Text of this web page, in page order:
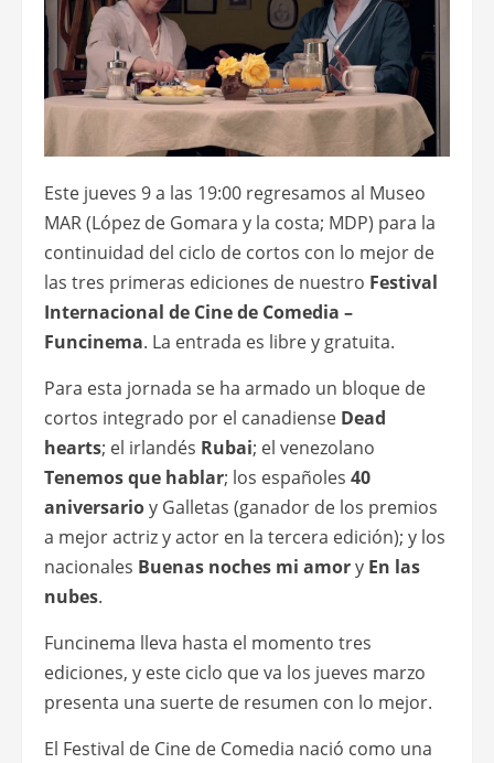
Este jueves 9 a las 19:00 regresamos al Museo
MAR (López de Gomara y la costa; MDP) para la
continuidad del ciclo de cortos con lo mejor de
las tres primeras ediciones de nuestro Festival
Internacional de Cine de Comedia –
Funcinema. La entrada es libre y gratuita.
Para esta jornada se ha armado un bloque de
cortos integrado por el canadiense Dead
hearts; el irlandés Rubai; el venezolano
Tenemos que hablar; los españoles 40
aniversarioy Galletas (ganador de los premios
a mejor actriz y actor en la tercera edición); y los
nacionales Buenas noches mi amory En las
nubes.
Funcinema lleva hasta el momento tres
ediciones, y este ciclo que va los jueves marzo
presenta una suerte de resumen con lo mejor.
El Festival de Cine de Comedia nació como una